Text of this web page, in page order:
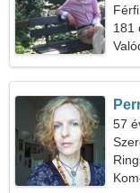
181
57